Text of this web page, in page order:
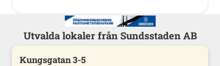
Utvalda lokaler från Sundsstaden AB
Kungsgatan 3-5